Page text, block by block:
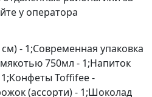
у оператора
- 1;Современная упаковка
750мл - 1;Напиток
Toffifee -
(ассорти) - 1;Шоколад